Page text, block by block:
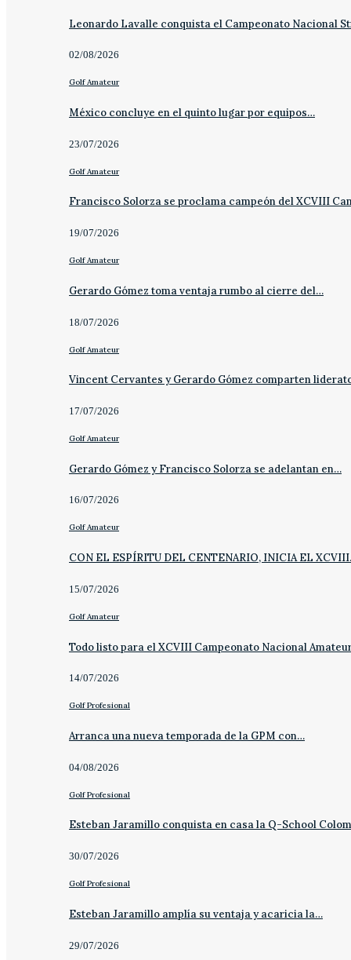
Leonardo Lavalle conquista el Campeonato Nacional
02/08/2026
Golf Amateur
México concluye en el quinto lugar por equipos…
23/07/2026
Golf Amateur
Francisco Solorza se proclama campeón del XCVIII
19/07/2026
Golf Amateur
Gerardo Gómez toma ventaja rumbo al cierre del…
18/07/2026
Golf Amateur
Vincent Cervantes y Gerardo Gómez comparten
17/07/2026
Golf Amateur
Gerardo Gómez y Francisco Solorza se adelantan en…
16/07/2026
Golf Amateur
CON EL ESPÍRITU DEL CENTENARIO, INICIA EL
15/07/2026
Golf Amateur
Todo listo para el XCVIII Campeonato Nacional
14/07/2026
Golf Profesional
Arranca una nueva temporada de la GPM con…
04/08/2026
Golf Profesional
Esteban Jaramillo conquista en casa la Q-School
30/07/2026
Golf Profesional
Esteban Jaramillo amplía su ventaja y acaricia la…
29/07/2026